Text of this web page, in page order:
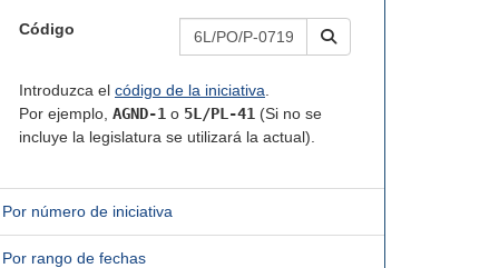
Código
Introduzca el código de la iniciativa.
Por ejemplo, AGND-1 o 5L/PL-41 (Si no se
incluye la legislatura se utilizará la actual).
Por número de iniciativa
Por rango de fechas